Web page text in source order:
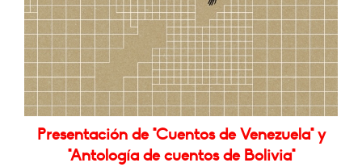
Presentación de "Cuentos de Venezuela" y
"Antología de cuentos de Bolivia"